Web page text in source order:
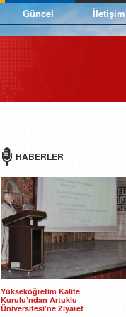
Güncel İletişim
HABERLER
Yükseköğretim Kalite
Kurulu’ndan Artuklu
Üniversitesi’ne Ziyaret